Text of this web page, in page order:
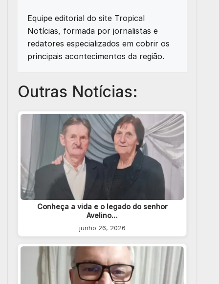
Equipe editorial do site Tropical
Notícias, formada por jornalistas e
redatores especializados em cobrir os
principais acontecimentos da região.
Outras Notícias:
Conheça a vida e o legado do senhor
Avelino…
junho 26, 2026